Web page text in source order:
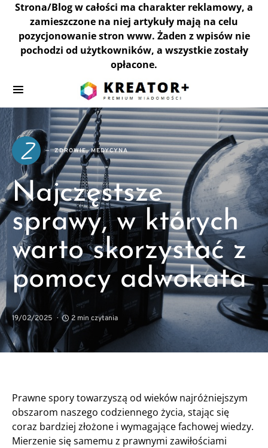
Strona/Blog w całości ma charakter reklamowy, a
zamieszczone na niej artykuły mają na celu
pozycjonowanie stron www. Żaden z wpisów nie
pochodzi od użytkowników, a wszystkie zostały
opłacone.
Z ZDROWIE, MEDYCYNA
Najczęstsze
sprawy, w których
warto skorzystać z
pomocy adwokata
19/02/2025 2 min czytania
Prawne spory towarzyszą od wieków najróżniejszym
obszarom naszego codziennego życia, stając się
coraz bardziej złożone i wymagające fachowej wiedzy.
Mierzenie się samemu z prawnymi zawiłościami